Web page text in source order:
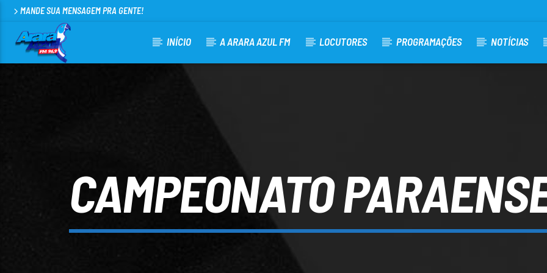
MANDE SUA MENSAGEM PRA GENTE!
INÍCIO A ARARA AZUL FM LOCUTORES PROGRAMAÇÕES NOTÍCIAS
CAMPEONATO